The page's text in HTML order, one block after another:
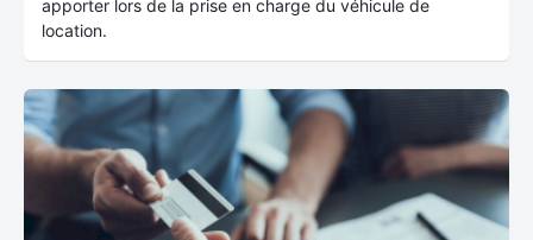
apporter lors de la prise en charge du véhicule de
location.